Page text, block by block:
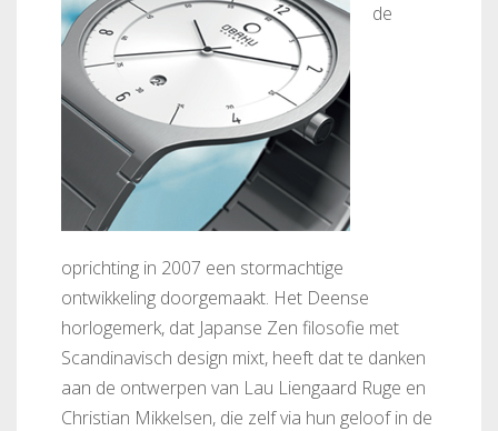
de
oprichting in 2007 een stormachtige
ontwikkeling doorgemaakt. Het Deense
horlogemerk, dat Japanse Zen filosofie met
Scandinavisch design mixt, heeft dat te danken
aan de ontwerpen van Lau Liengaard Ruge en
Christian Mikkelsen, die zelf via hun geloof in de